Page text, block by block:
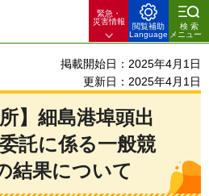
緊急・
災害情報
閲覧補助
Language
検索
メニュー
掲載開始日：2025年4月1日
更新日：2025年4月1日
】細島港埠頭出
託に係る一般競
結果について